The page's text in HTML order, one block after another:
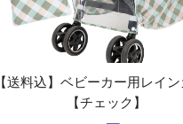
【送料込】ベビーカー用レイ
【チェック】